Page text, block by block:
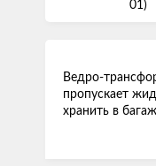
Ведро-
пропускает
хранить в